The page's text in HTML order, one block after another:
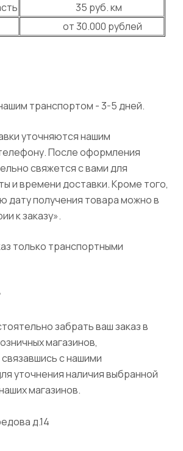
35 руб. км
от 30.000 рублей
транспортом - 3-5 дней.
уточняются нашим
После оформления
свяжется с вами для
и времени доставки. Кроме того,
дату получения товара можно в
к заказу».
только транспортными
забрать ваш заказ в
магазинов,
с нашими
уточнения наличия выбранной
магазинов.
д.14